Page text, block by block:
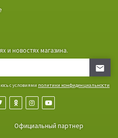
и новостях магазина.
с условиями политики конфиденциальности
Официальный партнер